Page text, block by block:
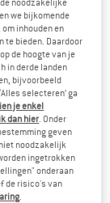
we bijkomende
inhouden en
te bieden. Daardoor
de hoogte van je
in derde landen
bijvoorbeeld
selecteren’ ga
je enkel
dan hier . Onder
geven
noodzakelijk
ingetrokken
onderaan
de risico's van